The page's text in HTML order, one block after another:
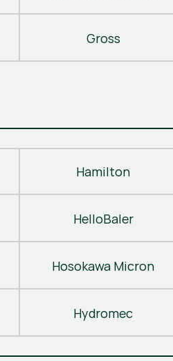
Gross
Hamilton
HelloBaler
Hosokawa Micron
Hydromec